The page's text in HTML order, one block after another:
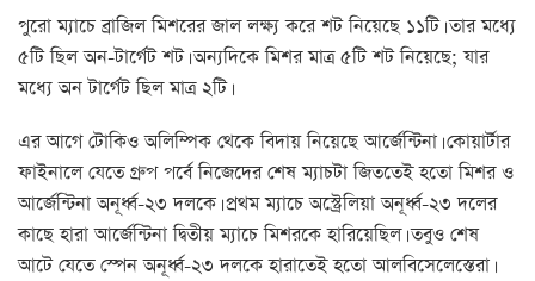
পুরো ম্যাচে ব্রাজিল মিশরের জাল লক্ষ্য করে শট নিয়েছে ১১টি। তার মধ্যে
৫টি ছিল অন-টার্গেট শট। অন্যদিকে মিশর মাত্র ৫টি শট নিয়েছে; যার
মধ্যে অন টার্গেট ছিল মাত্র ২টি।
এর আগে টোকিও অলিম্পিক থেকে বিদায় নিয়েছে আর্জেন্টিনা। কোয়ার্টার
ফাইনালে যেতে গ্রুপ পর্বে নিজেদের শেষ ম্যাচটা জিততেই হতো মিশর ও
আর্জেন্টিনা অনূর্ধ্ব-২৩ দলকে। প্রথম ম্যাচে অস্ট্রেলিয়া অনূর্ধ্ব-২৩ দলের
কাছে হারা আর্জেন্টিনা দ্বিতীয় ম্যাচে মিশরকে হারিয়েছিল। তবুও শেষ
আটে যেতে স্পেন অনূর্ধ্ব-২৩ দলকে হারাতেই হতো আলবিসেলেস্তেরা।